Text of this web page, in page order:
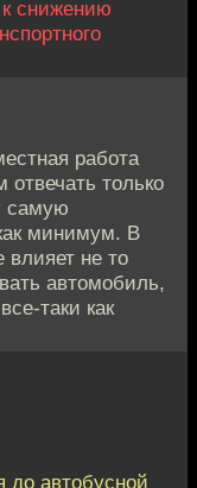
снижению
работа
только
самую
минимум. В
влияет не то
автомобиль,
таки как
до автобусной